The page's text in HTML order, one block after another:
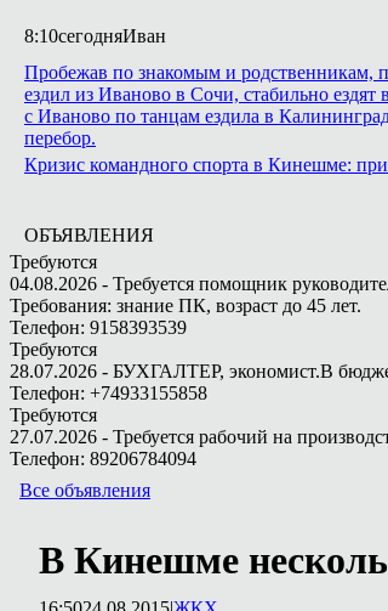
8:10сегодняИван
Пробежав по знакомым и родственникам,
ездил из Иваново в Сочи, стабильно ездят
с Иваново по танцам ездила в
перебор.
Кризис командного спорта в Кинешме:
ОБЪЯВЛЕНИЯ
Требуются
04.08.2026 - Требуется помощник
Требования: знание ПК, возраст до 45 лет.
Телефон: 9158393539
Требуются
28.07.2026 - БУХГАЛТЕР, экономист.В
Телефон: +74933155858
Требуются
27.07.2026 - Требуется рабочий на
Телефон: 89206784094
Все объявления
В Кинешме